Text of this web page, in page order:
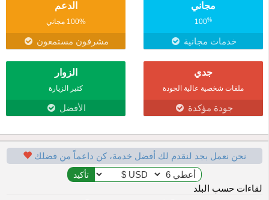
مجاني
100%
خدمات مجانية
الدعم
100% مجاني
مشرفون مستمعون
جدي
ملفات شخصية عالية الجودة
جودة مؤكدة
الزوار
كثير الزيارة
الأفضل
نحن نعمل بجد لنقدم لك أفضل خدمة، كن داعماً من فضلك
لقاءات حسب البلد